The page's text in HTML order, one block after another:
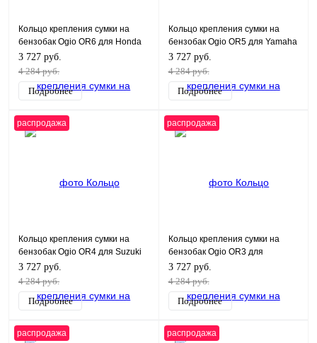
Кольцо крепления сумки на
бензобак Ogio OR6 для Honda
Black
3 727 руб.
4 284 руб.
Подробнее
Кольцо крепления сумки на
бензобак Ogio OR5 для Yamaha
Black
3 727 руб.
4 284 руб.
Подробнее
распродажа
Кольцо крепления сумки на
бензобак Ogio OR4 для Suzuki
Black
3 727 руб.
4 284 руб.
Подробнее
распродажа
Кольцо крепления сумки на
бензобак Ogio OR3 для
Kawasaki Black
3 727 руб.
4 284 руб.
Подробнее
распродажа распродажа